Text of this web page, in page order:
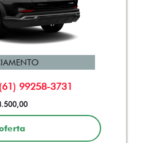
200 HYBRID FLEX AT 2026